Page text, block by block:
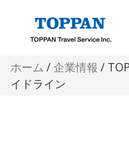
ホーム /企業情報 /
イドライン